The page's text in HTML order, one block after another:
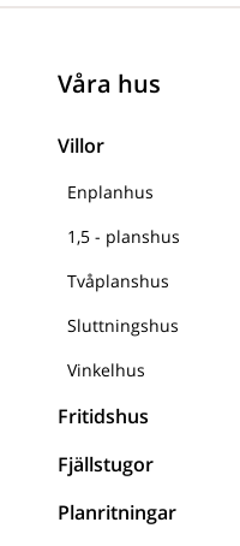
Våra hus
Villor
Enplanhus
1,5 - planshus
Tvåplanshus
Sluttningshus
Vinkelhus
Fritidshus
Fjällstugor
Planritningar